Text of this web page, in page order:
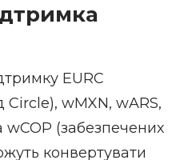
EURC
Circle), wMXN, wARS,
wCOP (забезпечених
конвертувати